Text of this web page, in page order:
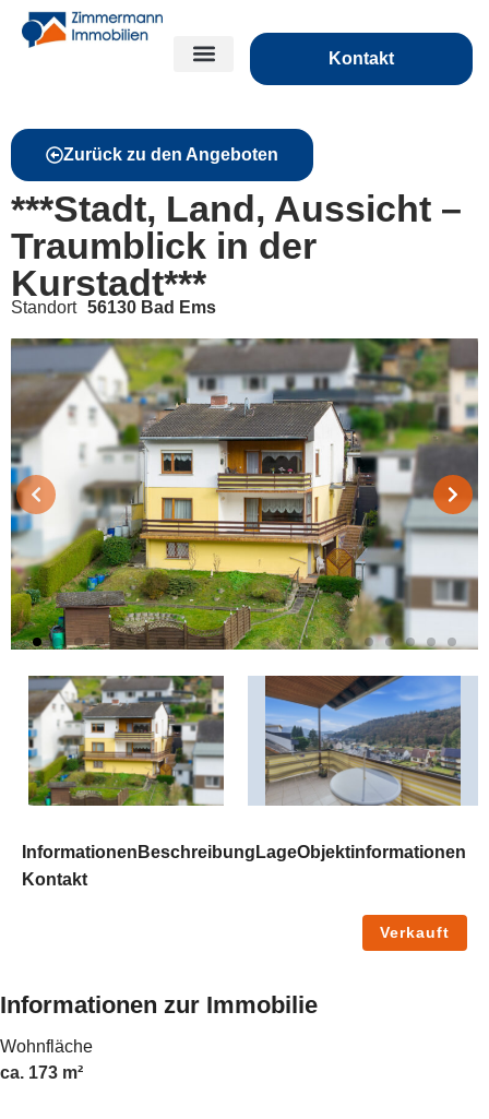
Kontakt
Zurück zu den Angeboten
***Stadt, Land, Aussicht –
Traumblick in der
Kurstadt***
Standort 56130 Bad Ems
Informationen Beschreibung LageObjektinformationen
Kontakt
Verkauft
Informationen zur Immobilie
Wohnfläche
ca. 173 m²